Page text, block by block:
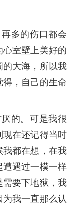
多的伤口都会
室壁上美好的
大海，所以我
，自己的生命
的。可是我很
在还记得当时
我都在想，在我
遇过一模一样
要下地狱，我
我一直那么认